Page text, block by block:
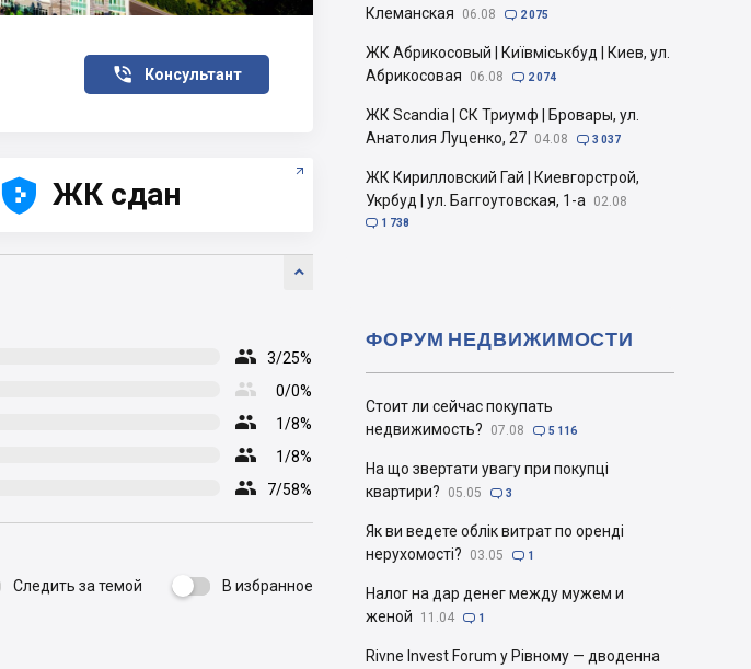
Консультант





 ЖК сдан

 3/25%
 0/0%
 1/8%
 1/8%
 7/58%
Следить за темой  В избранное
Клеманская
06.08  2 075
ЖК Абрикосовый | Київміськбуд | Киев, ул.
Абрикосовая
06.08  2 074
ЖК Scandia | СК Триумф | Бровары, ул.
Анатолия Луценко, 27 04.08  3 037
ЖК Кирилловский Гай | Киевгорстрой,
Укрбуд | ул. Баггоутовская, 1-а
02.08
 1 738
Стоит ли сейчас покупать
недвижимость?
07.08  5 116
На що звертати увагу при покупці
квартири?
05.05  3
Як ви ведете облік витрат по оренді
нерухомості?
03.05  1
Налог на дар денег между мужем и
женой
11.04  1
Rivne Invest Forum у Рівному — дводенна
ФОРУМ НЕДВИЖИМОСТИ